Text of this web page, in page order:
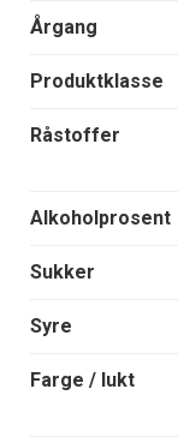
Årgang
Produktklasse
Råstoffer
Alkoholprosent
Sukker
Syre
Farge / lukt